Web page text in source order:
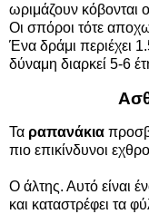
ωριμάζουν κόβονται
Οι σπόροι τότε
Ένα δράμι περιέχει
δύναμη διαρκεί 5-6
Τα ραπανάκια
πιο επικίνδυνοι
Ο άλτης. Αυτό είναι
και καταστρέφει τα